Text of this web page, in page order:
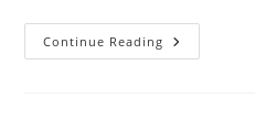
Continue Reading Nevoia
De